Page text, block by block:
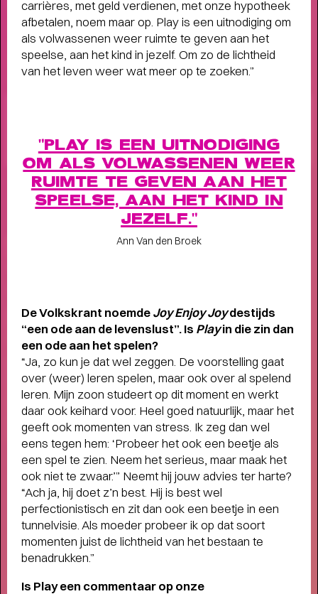
op Fuse als Artist in Residence
Short story
WAAROM MEMBER WORDEN?- Als
member steun je ons én profiteer je van veel
voordelen, zoals voorrang bij de kaartverkoop.
carrières, met geld verdienen, met onze hypotheek
afbetalen, noem maar op. Play is een uitnodiging om
als volwassenen weer ruimte te geven aan het
speelse, aan het kind in jezelf. Om zo de lichtheid
van het leven weer wat meer op te zoeken.”
"PLAY IS EEN UITNODIGING
OM ALS VOLWASSENEN WEER
RUIMTE TE GEVEN AAN HET
SPEELSE, AAN HET KIND IN
JEZELF."
Ann Van den Broek
De Volkskrant noemdeJoy Enjoy Joydestijds
“een ode aan de levenslust”. Is Playin die zin dan
een ode aan het spelen?
“Ja, zo kun je dat wel zeggen. De voorstelling gaat
over (weer) leren spelen, maar ook over al spelend
leren. Mijn zoon studeert op dit moment en werkt
daar ook keihard voor. Heel goed natuurlijk, maar het
geeft ook momenten van stress. Ik zeg dan wel
eens tegen hem: ‘Probeer het ook een beetje als
een spel te zien. Neem het serieus, maar maak het
ook niet te zwaar.’” Neemt hij jouw advies ter harte?
“Ach ja, hij doet z’n best. Hij is best wel
perfectionistisch en zit dan ook een beetje in een
tunnelvisie. Als moeder probeer ik op dat soort
momenten juist de lichtheid van het bestaan te
benadrukken.”
Is Play een commentaar op onze